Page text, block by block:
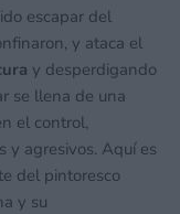
escapar del
y ataca el
y desperdigando
se llena de una
el control,
y agresivos. Aquí es
del pintoresco
y su